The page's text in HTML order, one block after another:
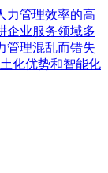
力管理效率的高
企业服务领域多
管理混乱而错失
化优势和智能化